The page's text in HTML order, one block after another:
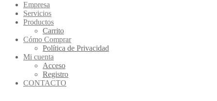
Empresa
Servicios
Productos
Carrito
Cómo Comprar
Política de Privacidad
Mi cuenta
Acceso
Registro
CONTACTO